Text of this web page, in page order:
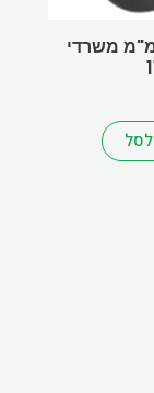
50 מ"מ משרדי